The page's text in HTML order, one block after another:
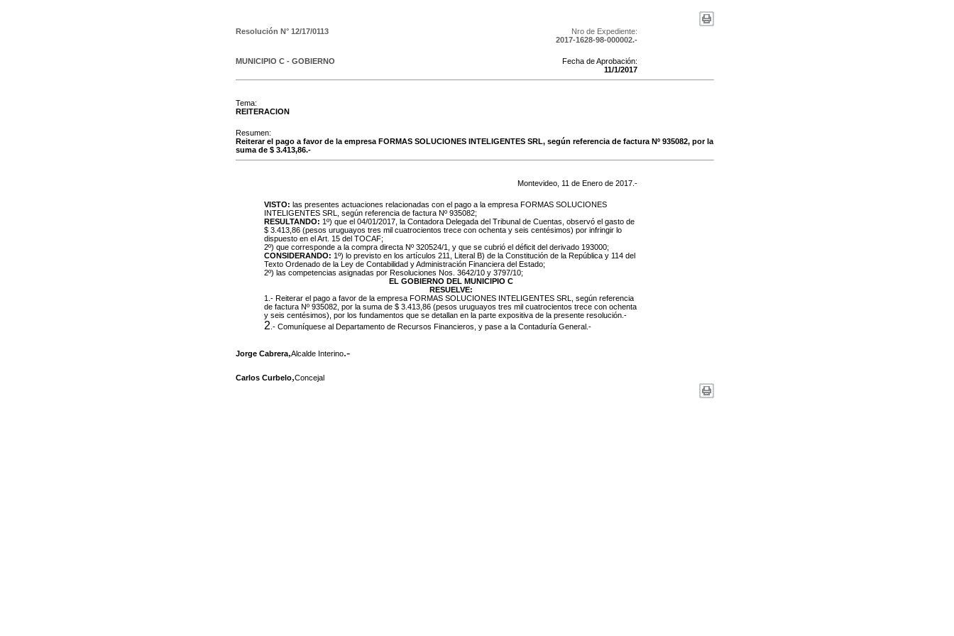
Resolución N° 12/17/0113
Nro de Expediente:
2017-1628-98-000002.-
MUNICIPIO C - GOBIERNO
Fecha de Aprobación:
11/1/2017
Tema:
REITERACION
Resumen:
Reiterar el pago a favor de la empresa FORMAS SOLUCIONES INTELIGENTES SRL, según referencia de factura Nº 935082, por la
suma de $ 3.413,86.-
Montevideo, 11 de Enero de 2017 .-
VISTO: las presentes actuaciones relacionadas con el pago a la empresa FORMAS SOLUCIONES
INTELIGENTES SRL, según referencia de factura Nº 935082;
RESULTANDO: 1º) que el 04/01/2017, la Contadora Delegada del Tribunal de Cuentas, observó el gasto de
$ 3.413,86 (pesos uruguayos tres mil cuatrocientos trece con ochenta y seis centésimos) por infringir lo
dispuesto en el Art. 15 del TOCAF;
2º) que corresponde a la compra directa Nº 320524/1, y que se cubrió el déficit del derivado 193000;
CONSIDERANDO: 1º) lo previsto en los artículos 211, Literal B) de la Constitución de la República y 114 del
Texto Ordenado de la Ley de Contabilidad y Administración Financiera del Estado;
2º) las competencias asignadas por Resoluciones Nos. 3642/10 y 3797/10;
EL GOBIERNO DEL MUNICIPIO C
RESUELVE:
1.- Reiterar el pago a favor de la empresa FORMAS SOLUCIONES INTELIGENTES SRL, según referencia
de factura Nº 935082, por la suma de $ 3.413,86 (pesos uruguayos tres mil cuatrocientos trece con ochenta
y seis centésimos), por los fundamentos que se detallan en la parte expositiva de la presente resolución.-
2 .- Comuníquese al Departamento de Recursos Financieros, y pase a la Contaduría General.-
Jorge Cabrera,Alcalde Interino.-
Carlos Curbelo,Concejal